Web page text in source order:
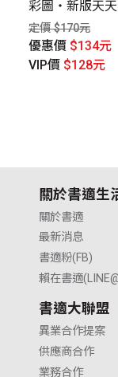
彩圖‧新版天天
定價 $170元
優惠價 $134元
VIP價 $128元
關於書適生
關於書適
最新消息
書適粉(FB)
賴在書適
書適大聯盟
異業合作提案
供應商合作
業務合作